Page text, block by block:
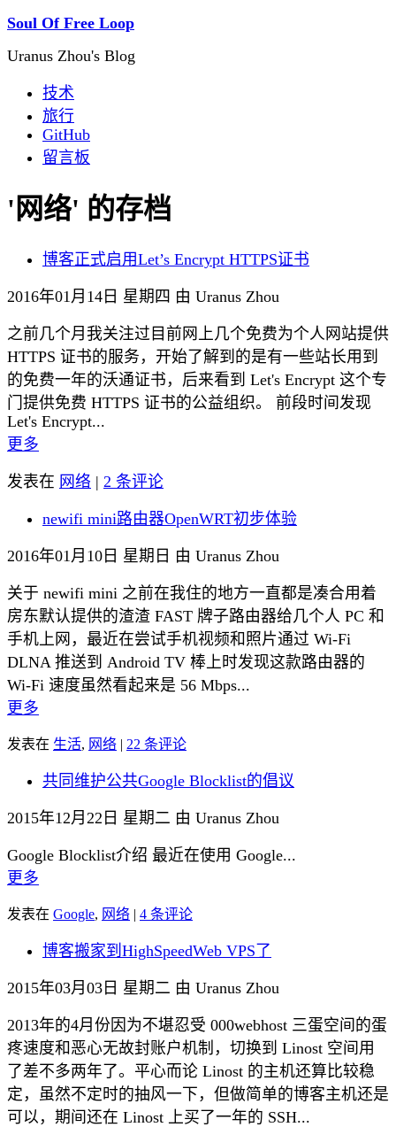
Soul Of Free Loop
Uranus Zhou's Blog
技术
旅行
GitHub
留言板
'网络' 的存档
博客正式启用Let’s Encrypt HTTPS证书
2016年01月14日 星期四 由 Uranus Zhou
之前几个月我关注过目前网上几个免费为个人网站提供
HTTPS 证书的服务，开始了解到的是有一些站长用到
的免费一年的沃通证书，后来看到 Let's Encrypt 这个专
门提供免费 HTTPS 证书的公益组织。 前段时间发现
Let's Encrypt...
更多
发表在 网络 | 2 条评论
newifi mini路由器OpenWRT初步体验
2016年01月10日 星期日 由 Uranus Zhou
关于 newifi mini 之前在我住的地方一直都是凑合用着
房东默认提供的渣渣 FAST 牌子路由器给几个人 PC 和
手机上网，最近在尝试手机视频和照片通过 Wi-Fi
DLNA 推送到 Android TV 棒上时发现这款路由器的
Wi-Fi 速度虽然看起来是 56 Mbps...
更多
发表在 生活, 网络 | 22 条评论
共同维护公共Google Blocklist的倡议
2015年12月22日 星期二 由 Uranus Zhou
Google Blocklist介绍 最近在使用 Google...
更多
发表在 Google, 网络 | 4 条评论
博客搬家到HighSpeedWeb VPS了
2015年03月03日 星期二 由 Uranus Zhou
2013年的4月份因为不堪忍受 000webhost 三蛋空间的蛋
疼速度和恶心无故封账户机制，切换到 Linost 空间用
了差不多两年了。平心而论 Linost 的主机还算比较稳
定，虽然不定时的抽风一下，但做简单的博客主机还是
可以，期间还在 Linost 上买了一年的 SSH...